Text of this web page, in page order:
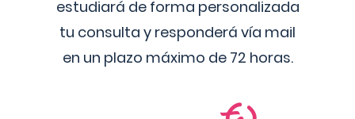
estudiará de forma personalizada
tu consulta y responderá vía mail
en un plazo máximo de 72 horas.